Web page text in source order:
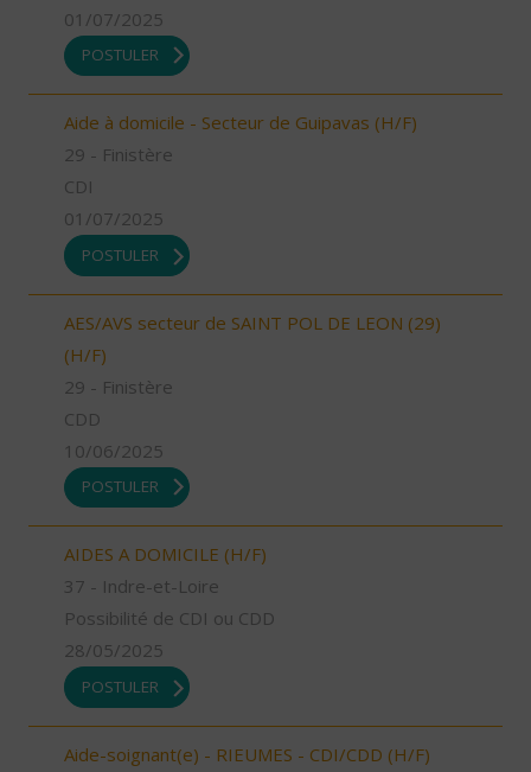
01/07/2025
POSTULER
Aide à domicile - Secteur de Guipavas (H/F)
29 - Finistère
CDI
01/07/2025
POSTULER
AES/AVS secteur de SAINT POL DE LEON (29)
(H/F)
29 - Finistère
CDD
10/06/2025
POSTULER
AIDES A DOMICILE (H/F)
37 - Indre-et-Loire
Possibilité de CDI ou CDD
28/05/2025
POSTULER
Aide-soignant(e) - RIEUMES - CDI/CDD (H/F)